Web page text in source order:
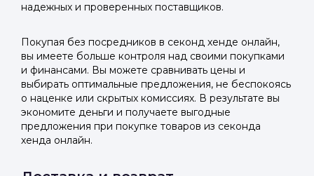
надежных и проверенных поставщиков.
Покупая без посредников в секонд хенде онлайн,
вы имеете больше контроля над своими покупками
и финансами. Вы можете сравнивать цены и
выбирать оптимальные предложения, не беспокоясь
о наценке или скрытых комиссиях. В результате вы
экономите деньги и получаете выгодные
предложения при покупке товаров из секонда
хенда онлайн.